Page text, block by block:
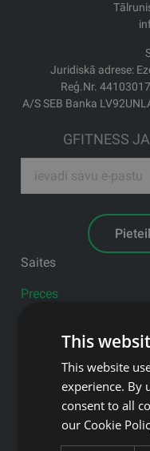
Juridiskā adrese:
Reģ.Nr.
A/S SEB Banka
GFITNESS
Saites
Preces
Ražotāji
Privātuma politika
Produkti
This
This website
experience. By
consent to all
our Cookie